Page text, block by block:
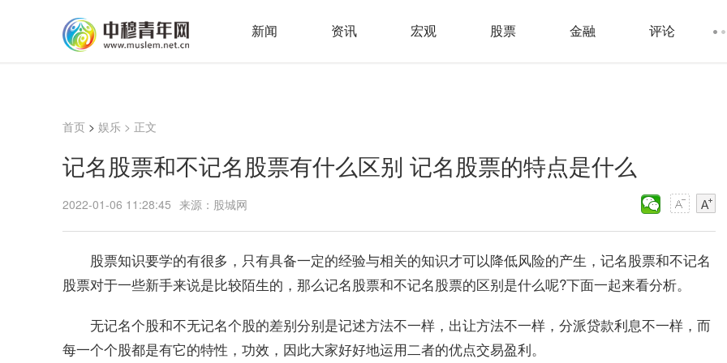
新闻 资讯 宏观 股票 金融 评论
首页 > 娱乐 > 正文
记名股票和不记名股票有什么区别 记名股票的特点是什么
2022-01-06 11:28:45 来源：股城网
股票知识要学的有很多，只有具备一定的经验与相关的知识才可以降低风险的产生，记名股票和不记名
股票对于一些新手来说是比较陌生的，那么记名股票和不记名股票的区别是什么呢?下面一起来看分析。
无记名个股和不无记名个股的差别分别是记述方法不一样，出让方法不一样，分派贷款利息不一样，而
每一个个股都是有它的特性，功效，因此大家好好地运用二者的优点交易盈利。